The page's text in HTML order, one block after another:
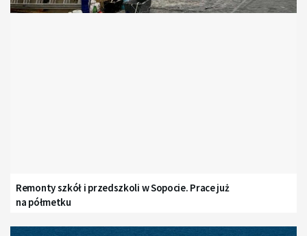
Remonty szkół i przedszkoli w Sopocie. Prace już
na półmetku